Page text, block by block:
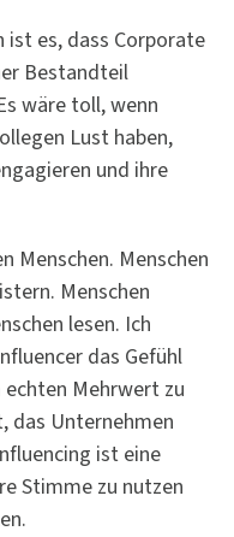
ist es, dass Corporate
Bestandteil
wäre toll, wenn
Lust haben,
und ihre
Menschen. Menschen
Menschen
lesen. Ich
das Gefühl
Mehrwert zu
das Unternehmen
ist eine
Stimme zu nutzen